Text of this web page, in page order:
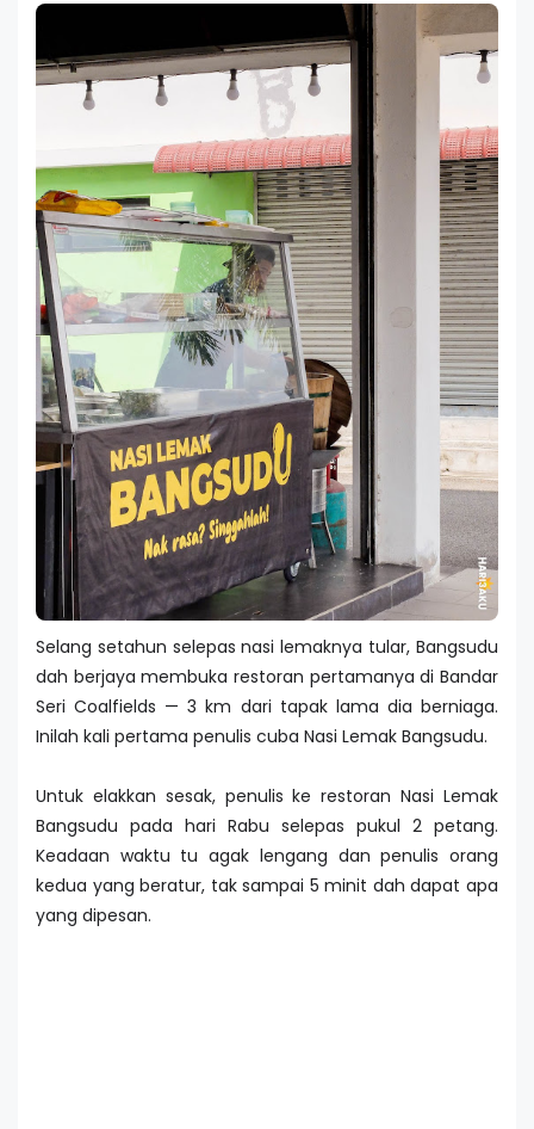
Selang setahun selepas nasi lemaknya tular, Bangsudu
dah berjaya membuka restoran pertamanya di Bandar
Seri Coalfields — 3 km dari tapak lama dia berniaga.
Inilah kali pertama penulis cuba Nasi Lemak Bangsudu.
Untuk elakkan sesak, penulis ke restoran Nasi Lemak
Bangsudu pada hari Rabu selepas pukul 2 petang.
Keadaan waktu tu agak lengang dan penulis orang
kedua yang beratur, tak sampai 5 minit dah dapat apa
yang dipesan.